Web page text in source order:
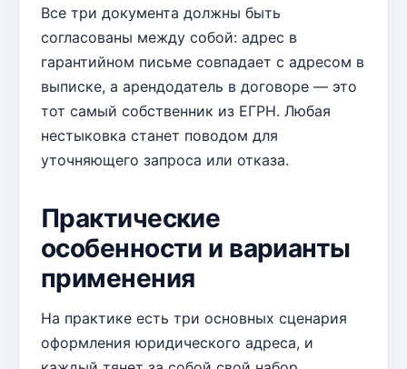
Все три документа должны быть
согласованы между собой: адрес в
гарантийном письме совпадает с адресом в
выписке, а арендодатель в договоре — это
тот самый собственник из ЕГРН. Любая
нестыковка станет поводом для
уточняющего запроса или отказа.
Практические
особенности и варианты
применения
На практике есть три основных сценария
оформления юридического адреса, и